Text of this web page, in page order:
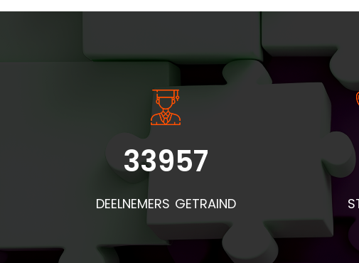
de
mee
33957
DEELNEMERS GETRAIND